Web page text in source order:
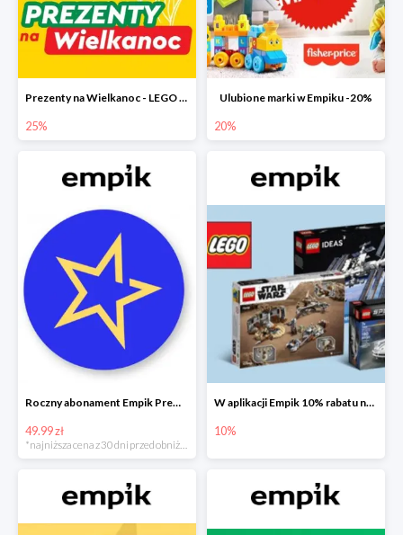
Prezenty na Wielkanoc - LEGO w Empiku do -25%
25%
Ulubione marki w Empiku -20%
20%
Roczny abonament Empik Premium w super cenie
49.99 zł
*najniższa cena z 30 dni przed obniżką
W aplikacji Empik 10% rabatu na klocki LEGO
10%